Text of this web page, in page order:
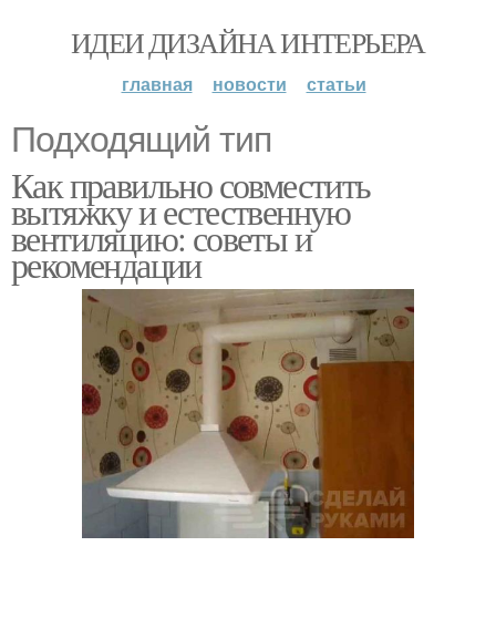
ИДЕИ ДИЗАЙНА ИНТЕРЬЕРА
главная новости статьи
Подходящий тип
Как правильно совместить
вытяжку и естественную
вентиляцию: советы и
рекомендации